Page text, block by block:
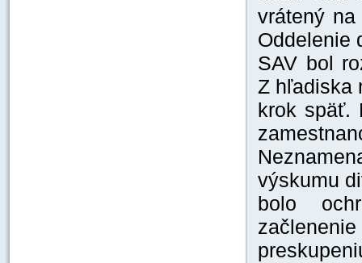
vrátený
Oddelenie
SAV bol
Z hľadiska
krok späť.
výskumu
bolo